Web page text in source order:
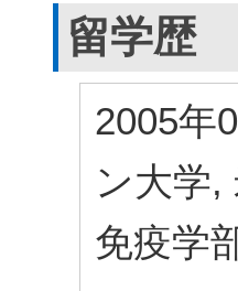
留学歴
2005年
ン大学
免疫学